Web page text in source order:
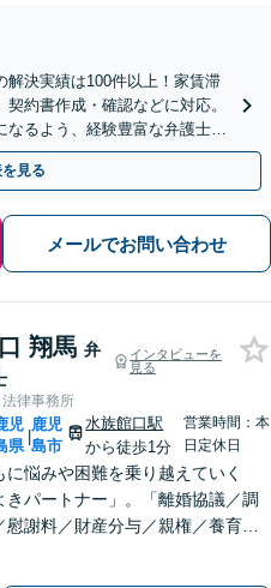
解決実績は100件以上！家賃滞
約書作成・確認などに対応。
なるよう、経験豊富な弁護士が
お越しください
見る
メールでお問い合わせ
翔馬 弁
インタビューを
見る
律事務所
児
県
|
鹿児
島市
水族館口駅
から徒歩1分
営業時間：本
日定休日
に悩みや困難を乗り越えていく
きパートナー」。「離婚協議／調
慰謝料／財産分与／親権／養育費